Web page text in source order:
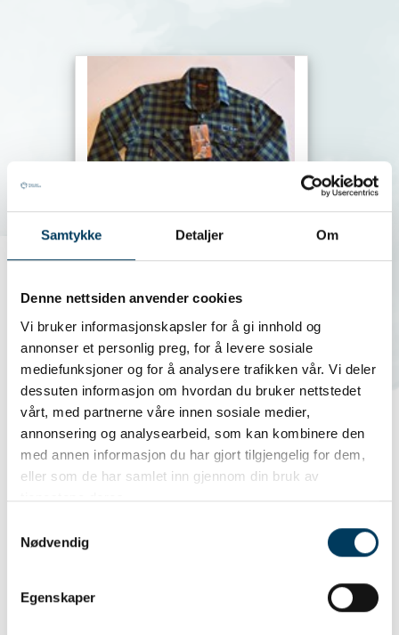
Samtykke Detaljer Om
Denne nettsiden anvender cookies
Vi bruker informasjonskapsler for å gi innhold og
annonser et personlig preg, for å levere sosiale
mediefunksjoner og for å analysere trafikken vår. Vi deler
dessuten informasjon om hvordan du bruker nettstedet
vårt, med partnerne våre innen sosiale medier,
annonsering og analysearbeid, som kan kombinere den
med annen informasjon du har gjort tilgjengelig for dem,
eller som de har samlet inn gjennom din bruk av
tjenestene deres.
Nødvendig
Egenskaper
Ravnø flanellskjorte grønn/blå
str M Unisex
799,00 NOK